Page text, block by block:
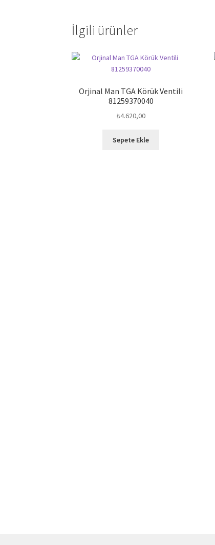
İlgili ürünler
Orjinal Man TGA Körük Ventili
81259370040
₺4.620,00
Sepete Ekle